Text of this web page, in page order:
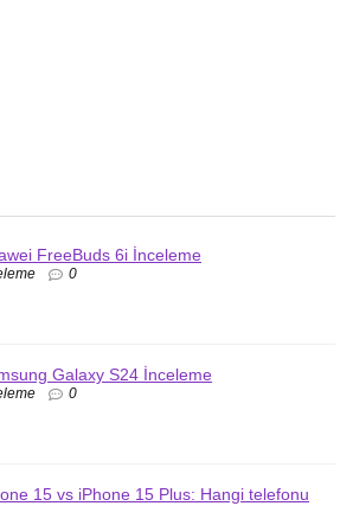
FreeBuds 6i İnceleme
0
Galaxy S24 İnceleme
0
15 vs iPhone 15 Plus: Hangi telefonu